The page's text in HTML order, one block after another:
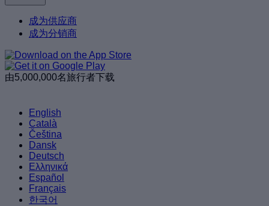
成为供应商
成为分销商
由5,000,000名旅行者下载
English
Català
Čeština
Dansk
Deutsch
Ελληνικά
Español
Français
한국어